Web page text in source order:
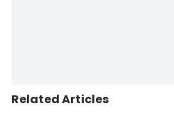
Related Articles